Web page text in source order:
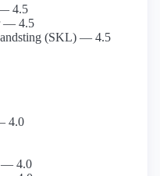
4.5
— 4.5
(SKL) — 4.5
4.0
— 4.0